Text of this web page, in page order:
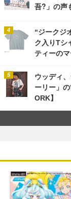
吾?」の声
“ジークジ
ク入りTシ
ティーの
ウッディ
ーリー」
ORK】